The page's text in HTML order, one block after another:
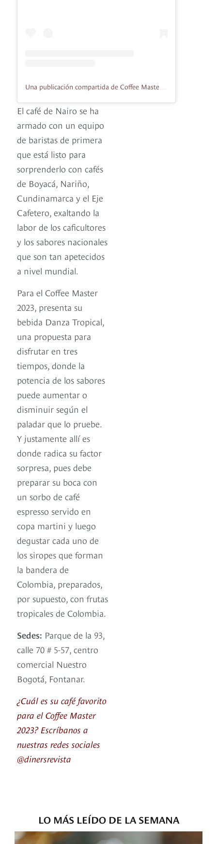
El café de Nairo se ha
armado con un equipo
de baristas de primera
que está listo para
sorprenderlo con cafés
de Boyacá, Nariño,
Cundinamarca y el Eje
Cafetero, exaltando la
labor de los caficultores
y los sabores nacionales
que son tan apetecidos
a nivel mundial.
Para el Coffee Master
2023, presenta su
bebida Danza Tropical,
una propuesta para
disfrutar en tres
tiempos, donde la
potencia de los sabores
puede aumentar o
disminuir según el
paladar que lo pruebe.
Y justamente allí es
donde radica su factor
sorpresa, pues debe
preparar su boca con
un sorbo de café
espresso servido en
copa martini y luego
degustar cada uno de
los siropes que forman
la bandera de
Colombia, preparados,
por supuesto, con frutas
tropicales de Colombia.
Sedes: Parque de la 93,
calle 70 # 5-57, centro
comercial Nuestro
Bogotá, Fontanar.
¿Cuál es su café favorito
para el Coffee Master
2023? Escríbanos a
nuestras redes sociales
@dinersrevista
LO MÁS LEÍDO DE LA SEMANA